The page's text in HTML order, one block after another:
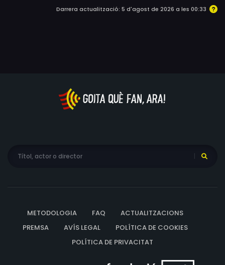
Darrera actualització: 5 d'agost de 2026 a les 00:33
METODOLOGIA FAQ
ACTUALITZACIONS
PREMSA
AVÍS LEGAL
POLÍTICA DE COOKIES
POLÍTICA DE PRIVACITAT